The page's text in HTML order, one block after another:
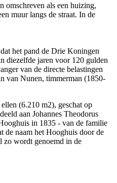
omschreven als een huizing,
muur langs de straat. In de
het pand de Drie Koningen
diezelfde jaren voor 120 gulden
van de directe belastingen
van Nunen, timmerman (1850-
(6.210 m2), geschat op
aan Johannes Theodorus
in 1835 - van de familie
de naam het Hooghuis door de
zo wordt genoemd in de